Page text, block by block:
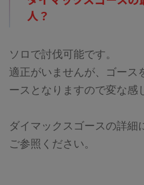
12枚）です。記事作成段階では予
想のため、過去のバトルでの考察
ポケモン」は必須です。メガミュ
ウツーYはシールドが ...
人？
ソロで討伐可能です。
適正がいませんが、ゴース
ースとなりますので変な感
ダイマックスゴースの詳細
ご参照ください。